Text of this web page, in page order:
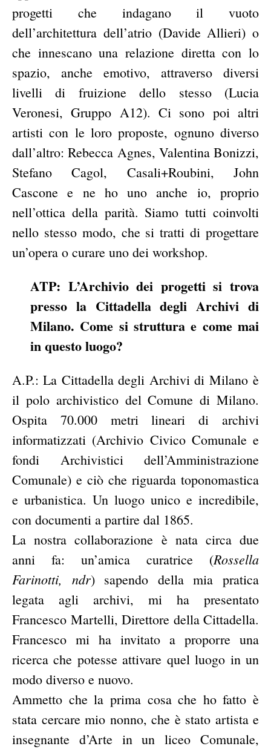
progetti che indaganoil vuoto
dell’architettura dell’atrio (Davide Allieri) o
che innescano una relazione diretta con lo
spazio, anche emotivo, attraverso diversi
livelli di fruizione dello stesso (Lucia
Veronesi, Gruppo A12). Ci sono poi altri
artisti con le loro proposte, ognuno diverso
dall’altro: Rebecca Agnes, Valentina Bonizzi,
Stefano Cagol, Casali+Roubini, John
Cascone e ne ho uno anche io, proprio
nell’ottica della parità. Siamo tutti coinvolti
nello stesso modo, che si tratti di progettare
un’opera o curare uno dei workshop.
ATP: L’Archivio dei progetti si trova
presso la Cittadella degli Archivi di
Milano. Come si struttura e come mai
in questo luogo?
A.P.: La Cittadella degli Archivi di Milano è
il polo archivistico del Comune di Milano.
Ospita 70.000 metri lineari di archivi
informatizzati (Archivio Civico Comunale e
fondi Archivistici dell’Amministrazione
Comunale) e ciò che riguarda toponomastica
e urbanistica. Un luogo unico e incredibile,
con documenti a partire dal 1865.
La nostra collaborazione è nata circa due
anni fa: un’amica curatrice (Rossella
Farinotti, ndr) sapendo della mia pratica
legata agli archivi, mi ha presentato
Francesco Martelli, Direttore della Cittadella.
Francesco mi ha invitato a proporre una
ricerca che potesse attivare quel luogo in un
modo diverso e nuovo.
Ammetto che la prima cosa che ho fatto è
stata cercare mio nonno, che è stato artista e
insegnante d’Arte in un liceo Comunale,